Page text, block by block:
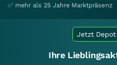
✅ mehr als 25 Jahre Marktpräsenz
Jetzt
Ihre